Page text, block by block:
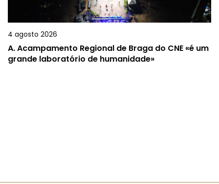
4 agosto 2026
A.Acampamento Regional de Braga do CNE «é um
grande laboratório de humanidade»